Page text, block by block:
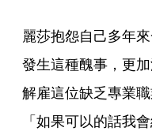
麗莎抱怨自己多年
發生這種醜事，更
解雇這位缺乏專業
「如果可以的話我